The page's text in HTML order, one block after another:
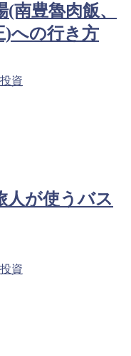
南豊魯肉飯、
)への行き方
資
人が使うバス
資